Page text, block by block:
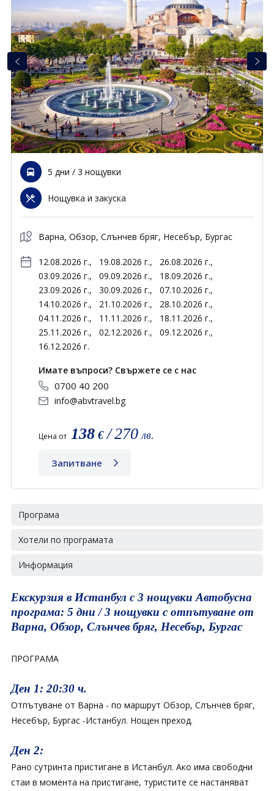
Почивки в Малдиви
Почивки в Испания
Почивки в Италия
Почивки в Доминиканска република
Почивки в Дубай
Почивка в Мексико
Общи условия
Полезна информация
Фирмени данни
Политика за поверителност
Контакти
Вход за агенти
Оnline Резервации
Свържете се с нас
0700 40 200
5 дни / 3 нощувки
Нощувка и закуска
Варна, Обзор, Слънчев бряг, Несебър, Бургас
12.08.2026 г., 19.08.2026 г., 26.08.2026 г.,
03.09.2026 г., 09.09.2026 г., 18.09.2026 г.,
23.09.2026 г., 30.09.2026 г., 07.10.2026 г.,
14.10.2026 г., 21.10.2026 г., 28.10.2026 г.,
04.11.2026 г., 11.11.2026 г., 18.11.2026 г.,
25.11.2026 г., 02.12.2026 г., 09.12.2026 г.,
16.12.2026 г.
Имате въпроси? Свържете се с нас
0700 40 200
info@abvtravel.bg
Цена от 138 €/270 лв.
Запитване
Програма
Хотели по програмата
Информация
Екскурзия в Истанбул с 3 нощувки Автобусна
програма: 5 дни / 3 нощувки с отпътуване от
Варна, Обзор, Слънчев бряг, Несебър, Бургас
ПРОГРАМА
Ден 1: 20:30 ч.
Отпътуване от Варна - по маршрут Обзор, Слънчев бряг,
Несебър, Бургас -Истанбул. Нощен преход.
Ден 2:
Рано сутринта пристигане в Истанбул. Aко има свободни
стаи в момента на пристигане, туристите се настаняват